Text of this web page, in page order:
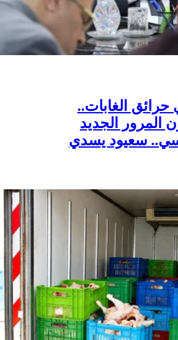
الغابات..
المرور الجديد
سعيود يسدي